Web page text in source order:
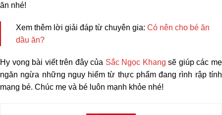
ăn nhé!
Xem thêm lời giải đáp từ chuyên gia: Có nên cho bé ăn
dầu ăn?
Hy vọng bài viết trên đây của Sắc Ngọc Khang sẽ giúp các mẹ
ngăn ngừa những nguy hiểm từ thực phẩm đang rình rập tính
mạng bé. Chúc mẹ và bé luôn mạnh khỏe nhé!